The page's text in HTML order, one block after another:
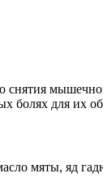
снятия
болях для их
мяты, яд